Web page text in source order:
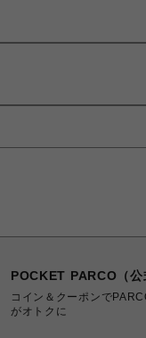
POCKET PARCO（公
コイン＆クーポンで
がオトクに